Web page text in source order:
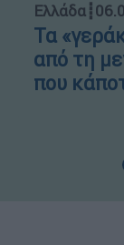
Ελλάδα┋
Τα
από τη
που